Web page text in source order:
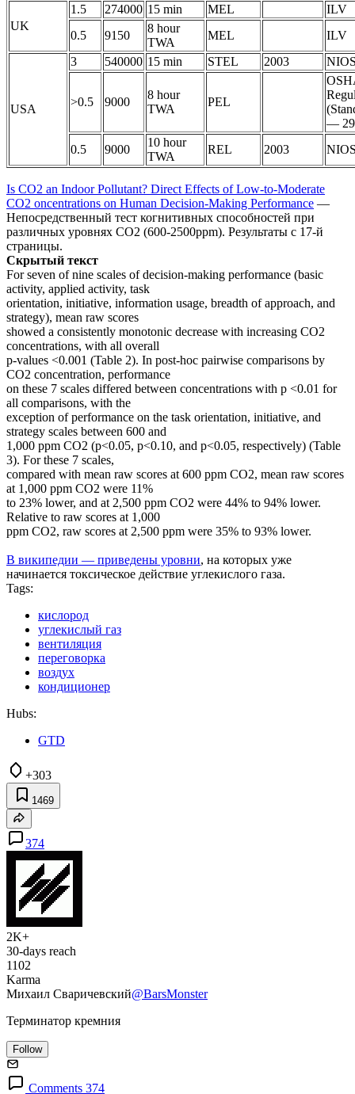
UK
1.5 274000 15 min MEL
ILV
0.5
9150
8 hour
TWA
MEL ILV
USA
3 540000 15 min STEL 2003
>0.5 9000
8 hour
TWA
PEL
— 29
0.5
9000
10 hour
TWA
REL 2003
Is CO2 an Indoor Pollutant? Direct Effects of Low-to-Moderate
CO2 oncentrations on Human Decision-Making Performance —
Непосредственный тест когнитивных способностей при
различных уровнях CO2 (600-2500ppm). Результаты с 17-й
страницы.
Скрытый текст
For seven of nine scales of decision-making performance (basic
activity, applied activity, task
orientation, initiative, information usage, breadth of approach, and
strategy), mean raw scores
showed a consistently monotonic decrease with increasing CO2
concentrations, with all overall
p-values <0.001 (Table 2). In post-hoc pairwise comparisons by
CO2 concentration, performance
on these 7 scales differed between concentrations with p <0.01 for
all comparisons, with the
exception of performance on the task orientation, initiative, and
strategy scales between 600 and
1,000 ppm CO2 (p<0.05, p<0.10, and p<0.05, respectively) (Table
3). For these 7 scales,
compared with mean raw scores at 600 ppm CO2, mean raw scores
at 1,000 ppm CO2 were 11%
to 23% lower, and at 2,500 ppm CO2 were 44% to 94% lower.
Relative to raw scores at 1,000
ppm CO2, raw scores at 2,500 ppm were 35% to 93% lower.
В википедии — приведены уровни, на которых уже
начинается токсическое действие углекислого газа.
Tags:
кислород
углекислый газ
вентиляция
переговорка
воздух
кондиционер
Hubs:
GTD
+303
1469
374
2K+
30-days reach
1102
Karma
Михаил Сваричевский@BarsMonster
Терминатор кремния
Follow
Comments 374